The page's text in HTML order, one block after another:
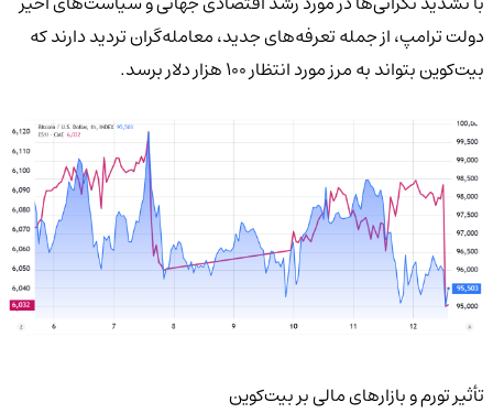
دولت ترامپ، از جمله تعرفه‌های جدید، معامله‌گران تردید دارند که
بیت‌کوین بتواند به مرز مورد انتظار ۱۰۰ هزار دلار برسد.
تأثیر تورم و بازارهای مالی بر بیت‌کوین